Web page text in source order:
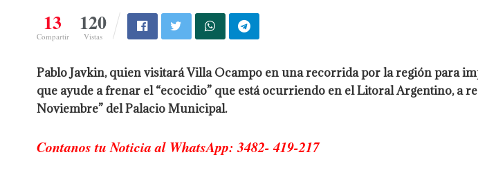
13
Compartir
120
Vistas
Pablo Javkin, quien visitará Villa Ocampo en una recorrida por la región para
que ayude a frenar el “ecocidio” que está ocurriendo en el Litoral Argentino, a
Noviembre” del Palacio Municipal.
Contanos tu Noticia al WhatsApp: 3482- 419-217